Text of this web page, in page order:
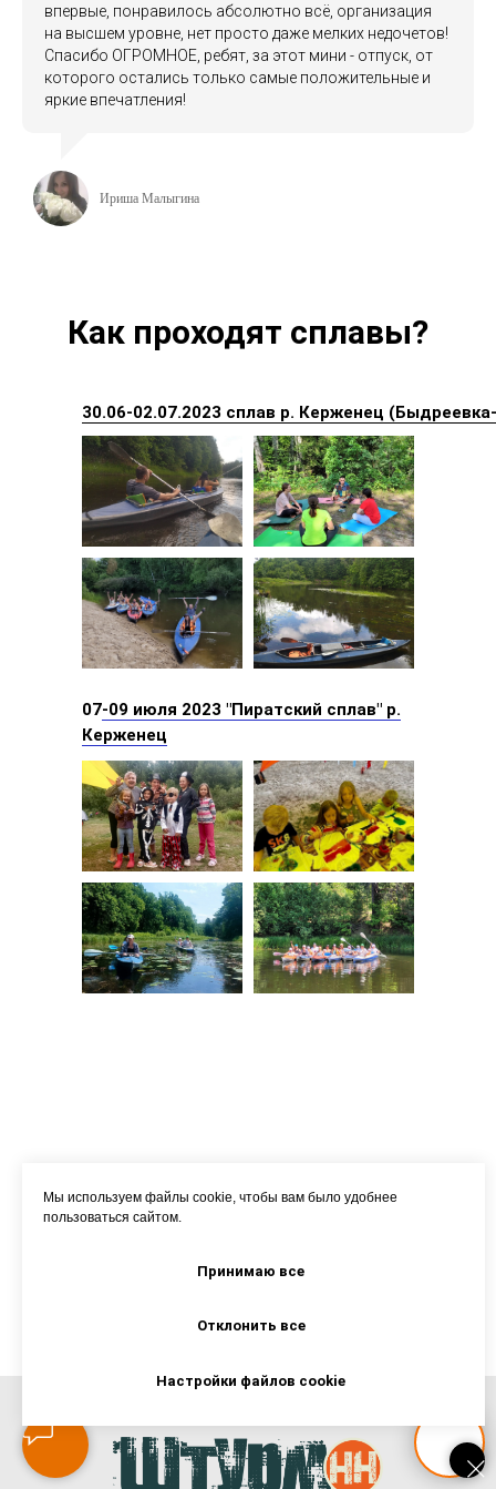
впервые, понравилось абсолютно всё, организация
на высшем уровне, нет просто даже мелких недочетов!
Спасибо ОГРОМНОЕ, ребят, за этот мини - отпуск, от
которого остались только самые положительные и
яркие впечатления!
Ириша Малыгина
Как проходят сплавы?
30.06-02.07.2023 сплав р. Керженец
07-09 июля 2023 "Пиратский сплав" р.
Керженец
Все фото вы можете посмотреть в
Мы используем файлы cookie, чтобы вам было удобнее
пользоваться сайтом.
Принимаю все
Отклонить все
Настройки файлов cookie